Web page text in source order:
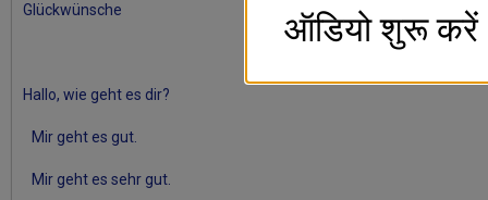
Glückwünsche बधाई हो
Hallo, wie geht es dir?
Mir geht es gut.
Mir geht es sehr gut.
ऑडियो शुरू करें